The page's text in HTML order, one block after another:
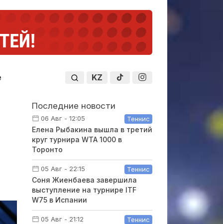
KZ
Последние новости
06 Авг - 12:05 Теннис
Елена Рыбакина вышла в третий
круг турнира WTA 1000 в
Торонто
05 Авг - 22:15 Теннис
Соня Жиенбаева завершила
выступление на турнире ITF
W75 в Испании
05 Авг - 21:12 Теннис